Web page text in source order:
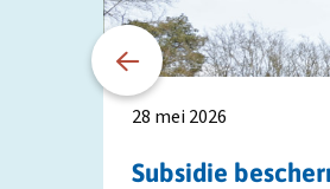
Subsidie
28 mei 2026
Overijssel
opnieuw
geopend